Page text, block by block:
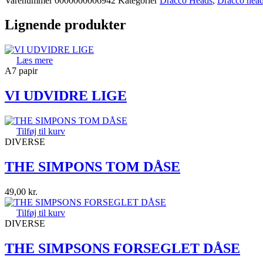
Lignende produkter
Læs mere
A7 papir
VI UDVIDRE LIGE
Tilføj til kurv
DIVERSE
THE SIMPONS TOM DÅSE
49,00 kr.
Tilføj til kurv
DIVERSE
THE SIMPSONS FORSEGLET DÅSE